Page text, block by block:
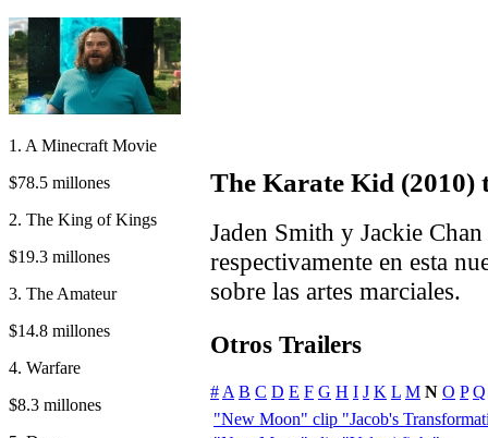
1. A Minecraft Movie
$78.5 millones
2. The King of Kings
$19.3 millones
3. The Amateur
$14.8 millones
4. Warfare
$8.3 millones
The Karate Kid (2010)
Jaden Smith y Jackie
respectivamente en esta
sobre las artes marciales.
Otros Trailers
# A B C D E F G H I J K L M N O P Q
"New Moon" clip "Jacob's